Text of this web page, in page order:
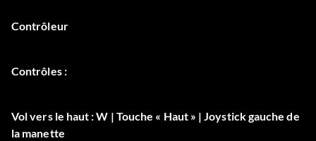
Contrôleur
Contrôles :
Vol vers le haut : W | Touche « Haut » | Joystick gauche de
la manette